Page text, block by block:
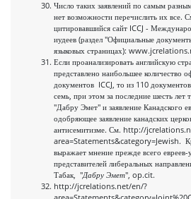
Число таких заявлений по самым
нет возможности перечислить их все.
цитировавшийся сайт ICCJ -
иудеев (раздел "Официальные
языковых страницах):
Если проанализировать английскую
представлено наибольшее количество
документов ICCJ, то из 110
семь, при этом за последние шесть лет
"Дабру Эмет" и заявление Канадского
одобряющее заявление канадских
антисемитизме. См. http://
area=Statements&category=Jewish.
выражает мнение прежде всего
представителей либеральных
Табак, "Дабру Эмет", op.cit.
http://jcrelations.net/en/?